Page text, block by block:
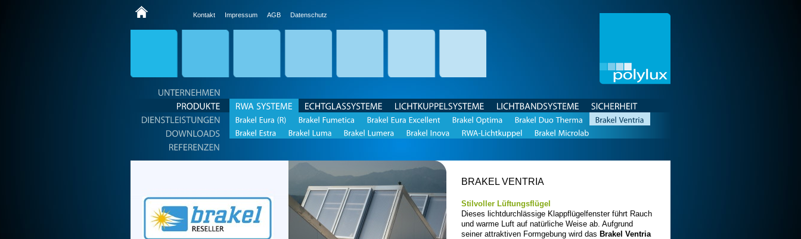
BRAKEL VENTRIA
Stilvoller Lüftungsflügel
Dieses lichtdurchlässige Klappflügelfenster führt Rauch
und warme Luft auf natürliche Weise ab. Aufgrund
seiner attraktiven Formgebung wird das Brakel Ventria
Kontakt Impressum AGB Datenschutz